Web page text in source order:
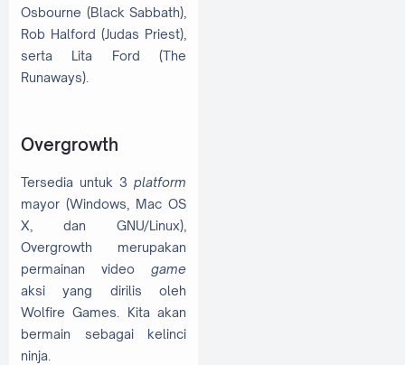
Osbourne (Black Sabbath),
Rob Halford (Judas Priest),
serta Lita Ford (The
Runaways).
Overgrowth
Tersedia untuk 3 platform
mayor (Windows, Mac OS
X, dan GNU/Linux),
Overgrowth merupakan
permainan video game
aksi yang dirilis oleh
Wolfire Games. Kita akan
bermain sebagai kelinci
ninja.